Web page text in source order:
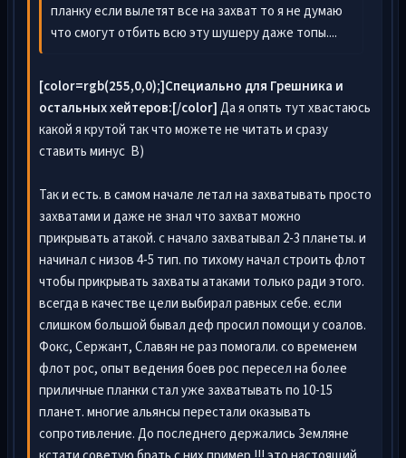
планку если вылетят все на захват то я не думаю
что смогут отбить всю эту шушеру даже топы....
[color=rgb(255,0,0);]Специально для Грешника и
остальных хейтеров:[/color]Да я опять тут хвастаюсь
какой я крутой так что можете не читать и сразу
ставить минус B)
Так и есть. в самом начале летал на захватывать просто
захватами и даже не знал что захват можно
прикрывать атакой. с начало захватывал 2-3 планеты. и
начинал с низов 4-5 тип. по тихому начал строить флот
чтобы прикрывать захваты атаками только ради этого.
всегда в качестве цели выбирал равных себе. если
слишком большой бывал деф просил помощи у соалов.
Фокс, Сержант, Славян не раз помогали. со временем
флот рос, опыт ведения боев рос пересел на более
приличные планки стал уже захватывать по 10-15
планет. многие альянсы перестали оказывать
сопротивление. До последнего держались Земляне